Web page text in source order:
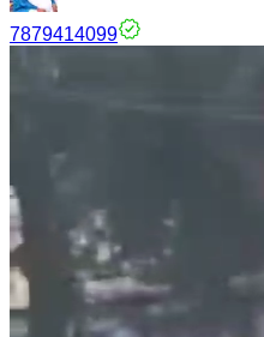
7879414099